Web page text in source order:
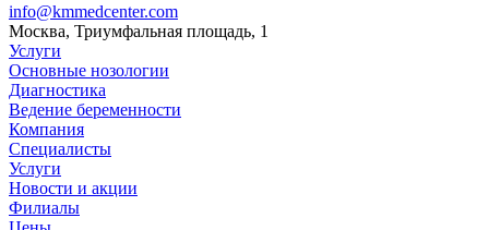
info@kmmedcenter.com
Москва, Триумфальная площадь, 1
Услуги
Основные нозологии
Диагностика
Ведение беременности
Компания
Специалисты
Услуги
Новости и акции
Филиалы